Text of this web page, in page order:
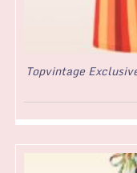
Topvintage